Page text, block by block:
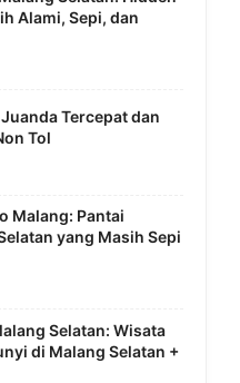
Alami, Sepi, dan
Tercepat dan
Tol
Malang: Pantai
yang Masih Sepi
Selatan: Wisata
di Malang Selatan +